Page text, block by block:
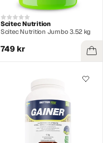
Scitec Nutrition
Scitec Nutrition Jumbo 3.52 kg
749 kr